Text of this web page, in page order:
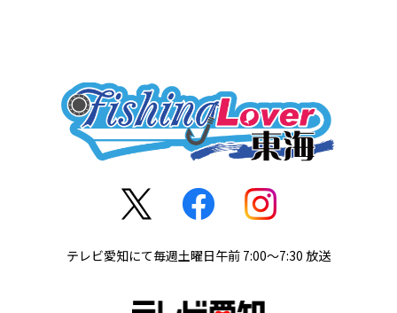
テレビ愛知にて毎週土曜日午前 7:00～7:30 放送